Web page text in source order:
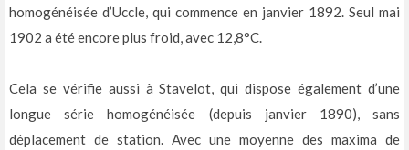
homogénéisée d’Uccle, qui commence en janvier 1892. Seul mai
1902 a été encore plus froid, avec 12,8°C.
Cela se vérifie aussi à Stavelot, qui dispose également d’une
longue série homogénéisée (depuis janvier 1890), sans
déplacement de station. Avec une moyenne des maxima de